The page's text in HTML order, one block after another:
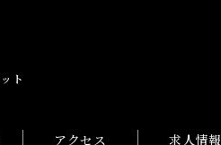
ト
アクセス
求人情報